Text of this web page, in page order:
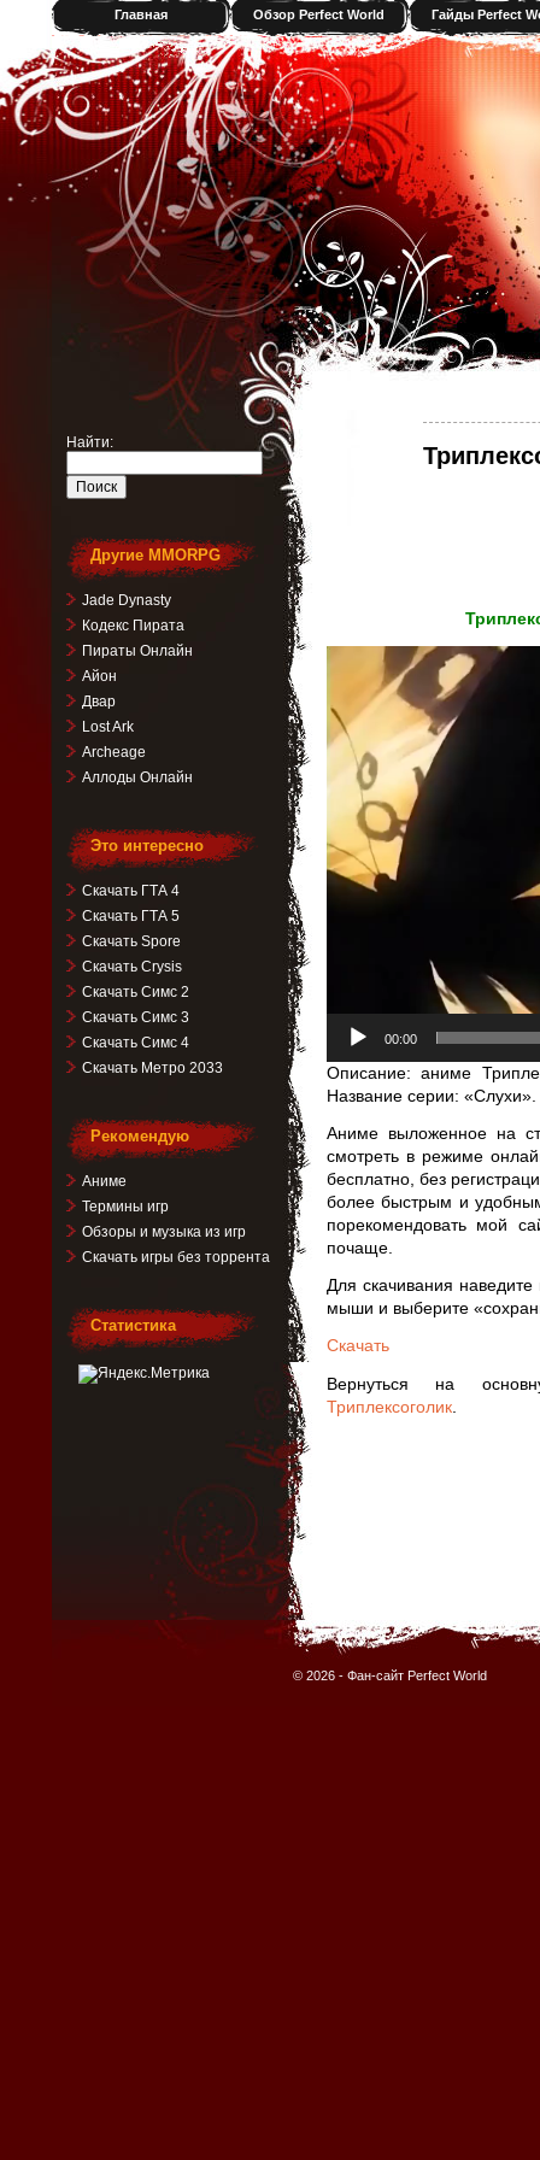
Главная Обзор Perfect World Гайды Perfect
Видеоплеер
00:00
Описание: аниме
Название серии: «Слухи».
Аниме выложенное на
смотреть в режиме
бесплатно, без
более быстрым и
порекомендовать мой
почаще.
Для скачивания
мыши и выберите
Скачать
Вернуться на
Триплексоголик.
Найти:
Другие MMORPG
Jade Dynasty
Кодекс Пирата
Пираты Онлайн
Айон
Двар
Lost Ark
Archeage
Аллоды Онлайн
Это интересно
Скачать ГТА 4
Скачать ГТА 5
Скачать Spore
Скачать Crysis
Скачать Симс 2
Скачать Симс 3
Скачать Симс 4
Скачать Метро 2033
Рекомендую
Аниме
Термины игр
Обзоры и музыка из игр
Скачать игры без торрента
Статистика
© 2026 - Фан-сайт Perfect World